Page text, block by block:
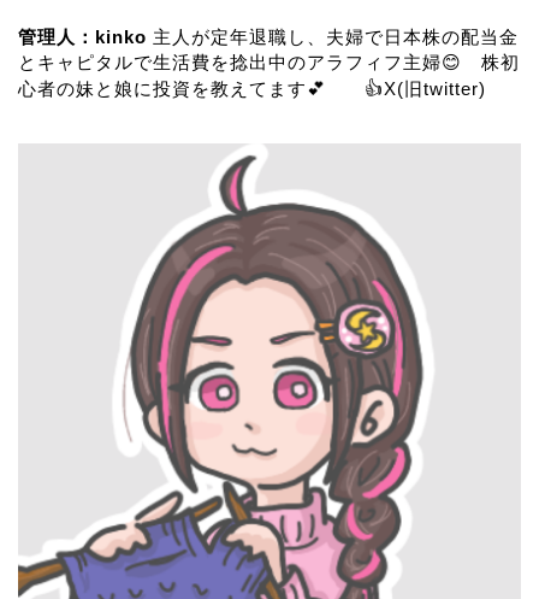
管理人：kinko 主人が定年退職し、夫婦で日本株の配当金
とキャピタルで生活費を捻出中のアラフィフ主婦😊 株初
心者の妹と娘に投資を教えてます💕 👍X(旧twitter)